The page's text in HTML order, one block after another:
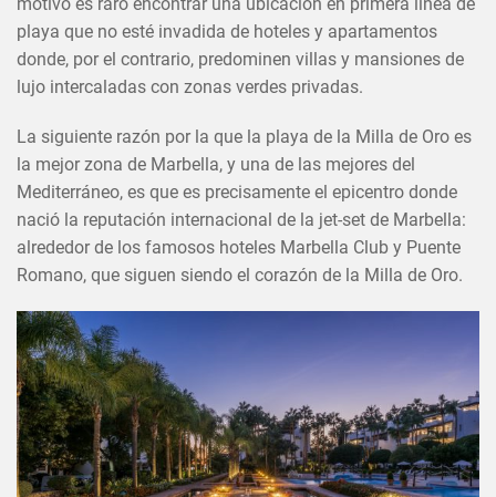
playa que no esté invadida de hoteles y apartamentos
donde, por el contrario, predominen villas y mansiones de
lujo intercaladas con zonas verdes privadas.
La siguiente razón por la que la playa de la Milla de Oro es
la mejor zona de Marbella, y una de las mejores del
Mediterráneo, es que es precisamente el epicentro donde
nació la reputación internacional de la jet-set de Marbella:
alrededor de los famosos hoteles Marbella Club y Puente
Romano, que siguen siendo el corazón de la Milla de Oro.